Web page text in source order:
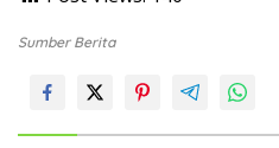
Sumber Berita